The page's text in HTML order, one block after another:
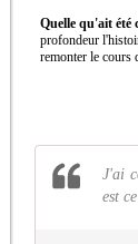
Quelle qu'ait été
profondeur
remonter le cours
J'ai
est